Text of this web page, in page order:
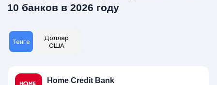
10 банков в 2026 году
Тенге
Доллар
США
Home Credit Bank